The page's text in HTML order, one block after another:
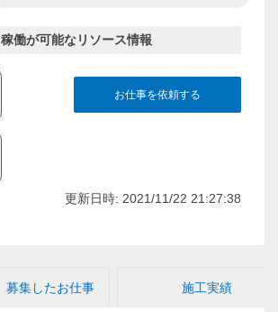
稼働が可能なリソース情報
お仕事を依頼する
更新日時: 2021/11/22 21:27:38
募集したお仕事 施工実績